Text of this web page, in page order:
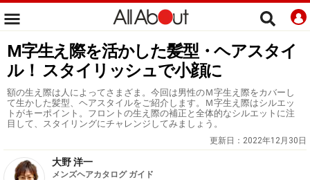
M字生え際を活かした髪型・ヘアスタイ
ル！ スタイリッシュで小顔に
額の生え際は人によってさまざま。今回は男性のＭ字生え際をカバーし
て生かした髪型、ヘアスタイルをご紹介します。Ｍ字生え際はシルエッ
トがキーポイント。フロントの生え際の補正と全体的なシルエットに注
目して、スタイリングにチャレンジしてみましょう。
更新日： 2022年12月30日
大野 洋一
メンズヘアカタログ ガイド